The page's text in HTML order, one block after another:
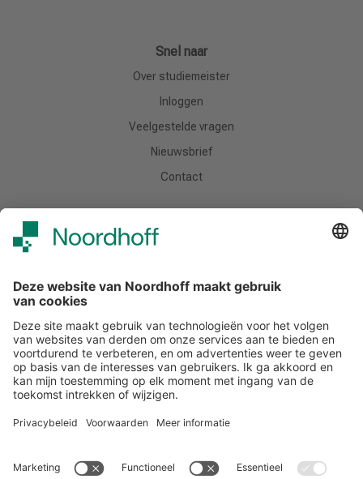
Snel naar
Over studiemeister
Inloggen
Veelgestelde vragen
Nieuwsbrief
Contact
Meer van Noordhoff
Contact
Tel: (0)88 - 522 6830
E-mail: support-studiemeister@noordhoff.nl
Maak kennis met onze accountmanagers